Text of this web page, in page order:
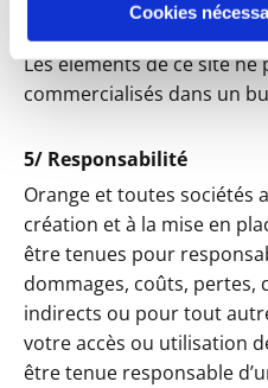
Cookies
de leurs auteurs ou de
Les éléments de ce site
commercialisés dans un
5/ Responsabilité
Orange et toutes sociétés
création et à la mise en
être tenues pour
dommages, coûts, pertes,
indirects ou pour tout
votre accès ou utilisation
être tenue responsable